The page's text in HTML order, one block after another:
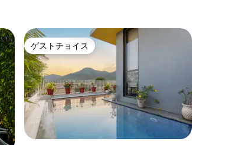
ゲストチョイス
ゲストチョイス